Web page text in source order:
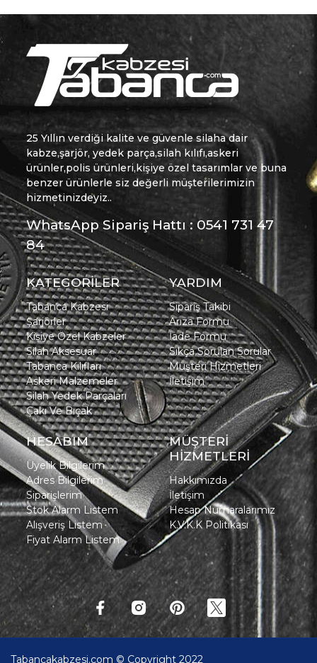
25 Yıllın verdiği kalite ve güvenle silaha dair
kabze,şarjör, yedek parça,silah kılıfı,askeri
ürünler,polis ürünleri,kişiye özel tasarımlar ve buna
benzer ürünlerle siz değerli müşterilerimizin
hizmetinizdeyiz..
WhatsApp Sipariş Hattı : 0541 731 47
84
KATEGORİLER
Tabanca Kabzesi
Şarjörler
Kişiye Özel Kabzeler
Silah Aksesuar
Tabanca Kılıfları
Askeri Malzemeler
Silah Yedek Parçaları
Çakı Ve Bıçak
YARDIM
Sipariş Takibi
Arıza Formu
İade Formu
Sıkça Sorulan Sorular
Müşteri Hizmetleri
İletişim
HESABIM
Üyelik Bilgilerim
Adres Bilgilerim
Siparişlerim
Stok Alarm Listem
Alışveriş Listem
Fiyat Alarm Listem
MÜŞTERİ
HİZMETLERİ
Hakkımızda
İletişim
Hesap Numaralarımız
K.V.K.K Politikası
Tabancakabzesi.com © Copyright 2022